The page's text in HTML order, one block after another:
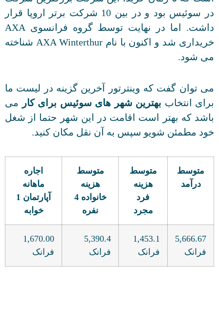
در سوئیس بود و در بین 10 شرکت برتر اروپا قرار
داشت. اما در نهایت توسط گروه فرانسوی AXA
خریداری شد و اکنون با نام AXA Winterthur شناخته
می شود.
می توان گفت که وینترتور آخرین گزینه در لیست ما
برای انتخاب بهترین شهر های سوئیس برای کار می
باشد که بهتر است اقامت در این شهر حتما از شغل
خود مطمئن شویو سپس به آن نقل مکان کنید.
متوسط
درآمد
متوسط
هزینه
فرد
مجرد
متوسط
هزینه
خانواده 4
نفره
اجاره
ماهانه
آپارتمان 1
خوابه
5,666.67
فرانک
1,453.1
فرانک
5,390.4
فرانک
1,670.00
فرانک